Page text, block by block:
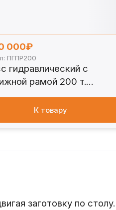
000₽
ПГПР200
гидравлический с
рамой 200 т.
К товару
заготовку по